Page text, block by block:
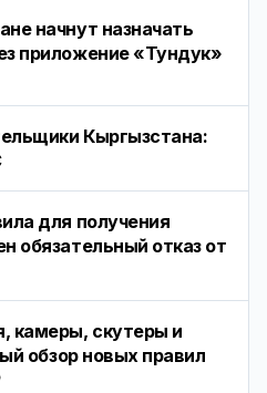
начнут назначать
приложение «Тундук»
Кыргызстана:
для получения
обязательный отказ от
камеры, скутеры и
обзор новых правил